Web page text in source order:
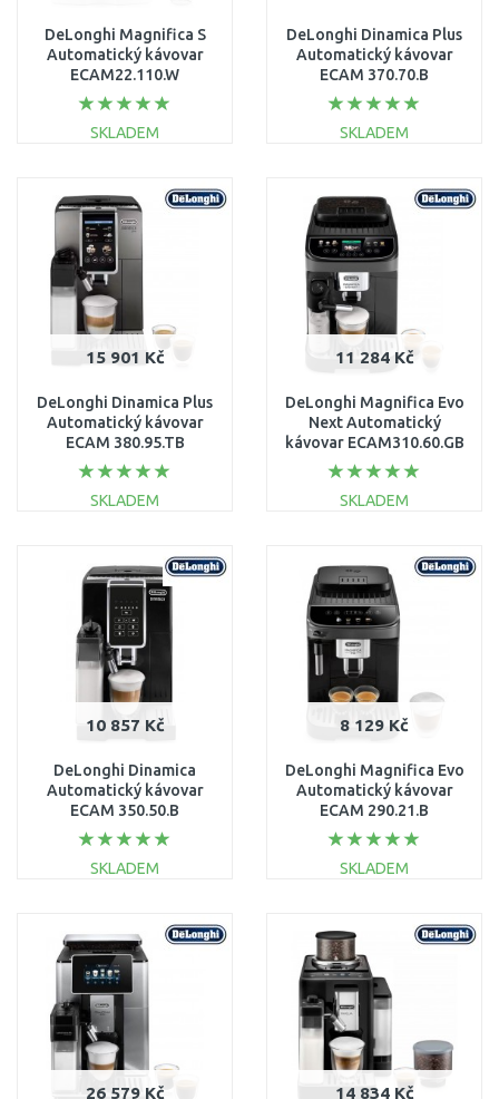
DeLonghi Magnifica S
Automatický kávovar
ECAM22.110.W
SKLADEM
Porovnat
DeLonghi Dinamica Plus
Automatický kávovar
ECAM 370.70.B
SKLADEM
Porovnat
15 901 Kč
DeLonghi Dinamica Plus
Automatický kávovar
ECAM 380.95.TB
SKLADEM
Porovnat
11 284 Kč
DeLonghi Magnifica Evo
Next Automatický
kávovar ECAM310.60.GB
SKLADEM
Porovnat
10 857 Kč
DeLonghi Dinamica
Automatický kávovar
ECAM 350.50.B
SKLADEM
Porovnat
8 129 Kč
DeLonghi Magnifica Evo
Automatický kávovar
ECAM 290.21.B
SKLADEM
Porovnat
26 579 Kč 14 834 Kč